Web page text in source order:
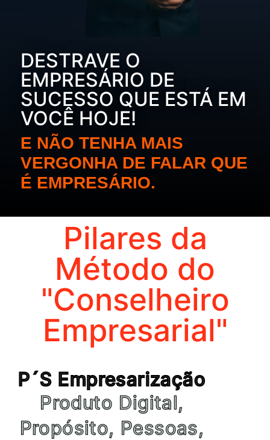
DESTRAVE O
EMPRESÁRIO DE
SUCESSO QUE ESTÁ EM
VOCÊ HOJE!
E NÃO TENHA MAIS
VERGONHA DE FALAR QUE
É EMPRESÁRIO.
Pilares da
Método do
"Conselheiro
Empresarial"
P´S Empresarização
Produto Digital,
Propósito, Pessoas,